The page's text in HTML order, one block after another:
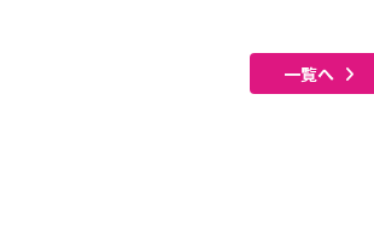
一覧へ